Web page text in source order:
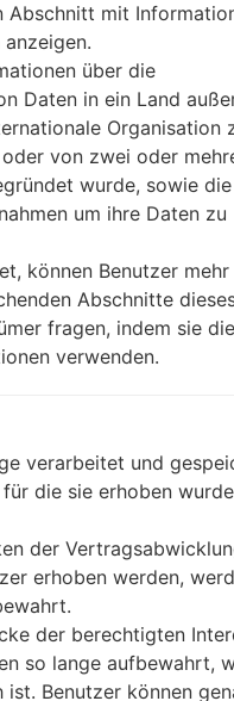
OS Größe
Android 9 Pie 398.51
Android 10 Q
Unknown 1.33
Android 9 Pie 399.03
Android 10 Q
Android 10 Q 3.84
Abschnitt mit
über die
Daten in ein Land
Organisation
von zwei oder
wurde, sowie
um ihre Daten zu
können Benutzer mehr
Abschnitte
fragen, indem sie
verwenden.
verarbeitet und
die sie erhoben
der
erhoben werden,
der berechtigten
so lange aufbewahrt,
Benutzer können